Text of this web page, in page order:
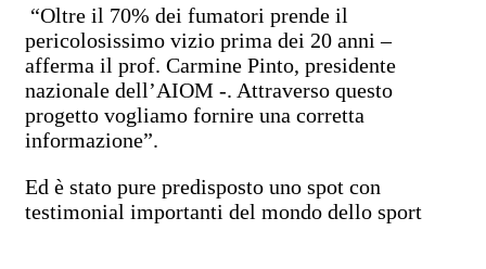
“Oltre il 70% dei fumatori prende il
pericolosissimo vizio prima dei 20 anni –
afferma il prof. Carmine Pinto, presidente
nazionale dell’AIOM -. Attraverso questo
progetto vogliamo fornire una corretta
informazione”.
Ed è stato pure predisposto uno spot con
testimonial importanti del mondo dello sport